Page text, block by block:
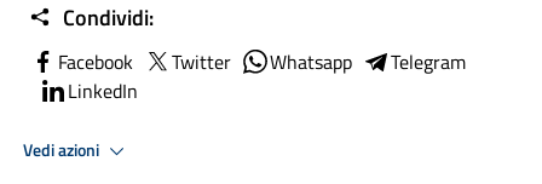
Condividi:
Facebook Twitter Whatsapp
Telegram
LinkedIn
Vedi azioni